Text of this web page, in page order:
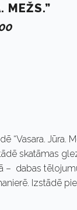
MEŽS.”
Jūra.
skatāmas
dabas
Izstādē